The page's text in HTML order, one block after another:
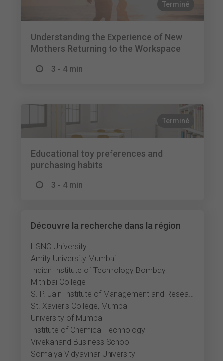
Terminé
Understanding the Experience of New
Mothers Returning to the Workspace
3 - 4 min
Terminé
Educational toy preferences and
purchasing habits
3 - 4 min
Découvre la recherche dans la région
HSNC University
Amity University Mumbai
Indian Institute of Technology Bombay
Mithibai College
S. P. Jain Institute of Management and Research
St. Xavier's College, Mumbai
University of Mumbai
Institute of Chemical Technology
Vivekanand Business School
Somaiya Vidyavihar University